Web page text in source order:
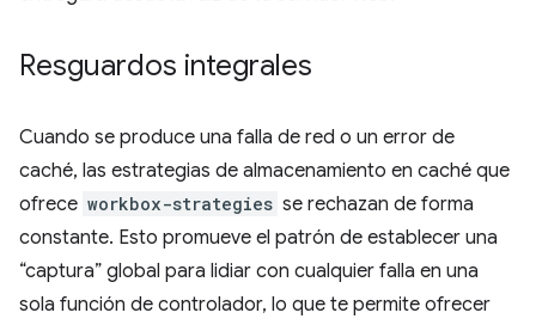
Resguardos integrales
Cuando se produce una falla de red o un error de
caché, las estrategias de almacenamiento en caché que
ofrece workbox-strategies se rechazan de forma
constante. Esto promueve el patrón de establecer una
“captura” global para lidiar con cualquier falla en una
sola función de controlador, lo que te permite ofrecer